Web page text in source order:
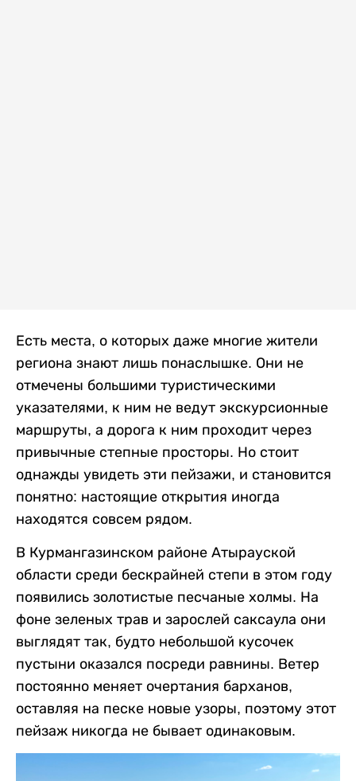
Есть места, о которых даже многие жители
региона знают лишь понаслышке. Они не
отмечены большими туристическими
указателями, к ним не ведут экскурсионные
маршруты, а дорога к ним проходит через
привычные степные просторы. Но стоит
однажды увидеть эти пейзажи, и становится
понятно: настоящие открытия иногда
находятся совсем рядом.
В Курмангазинском районе Атырауской
области среди бескрайней степи в этом году
появились золотистые песчаные холмы. На
фоне зеленых трав и зарослей саксаула они
выглядят так, будто небольшой кусочек
пустыни оказался посреди равнины. Ветер
постоянно меняет очертания барханов,
оставляя на песке новые узоры, поэтому этот
пейзаж никогда не бывает одинаковым.